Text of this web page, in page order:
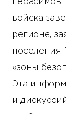
Герасимов
войска
регионе,
поселения
«зоны
Эта
и